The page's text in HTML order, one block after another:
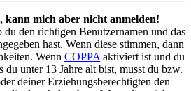
kann mich aber nicht anmelden!
du den richtigen Benutzernamen und das
hast. Wenn diese stimmen, dann
Wenn COPPA aktiviert ist und du
du unter 13 Jahre alt bist, musst du bzw.
deiner Erziehungsberechtigten den